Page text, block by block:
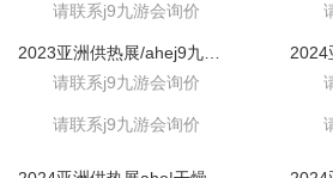
请联系j9九游会询价
请联系j9九游会询价
请联系j9九游会询价